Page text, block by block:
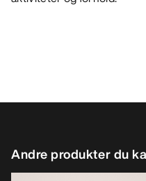
Andre produkter du